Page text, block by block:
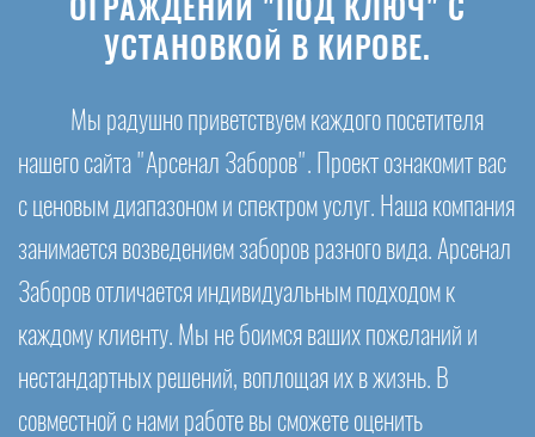
ОГРАЖДЕНИЙ "ПОД КЛЮЧ" С
УСТАНОВКОЙ В КИРОВЕ.
Мы радушно приветствуем каждого посетителя
нашего сайта "Арсенал Заборов". Проект ознакомит вас
с ценовым диапазоном и спектром услуг. Наша компания
занимается возведением заборов разного вида. Арсенал
Заборов отличается индивидуальным подходом к
каждому клиенту. Мы не боимся ваших пожеланий и
нестандартных решений, воплощая их в жизнь. В
совместной с нами работе вы сможете оценить